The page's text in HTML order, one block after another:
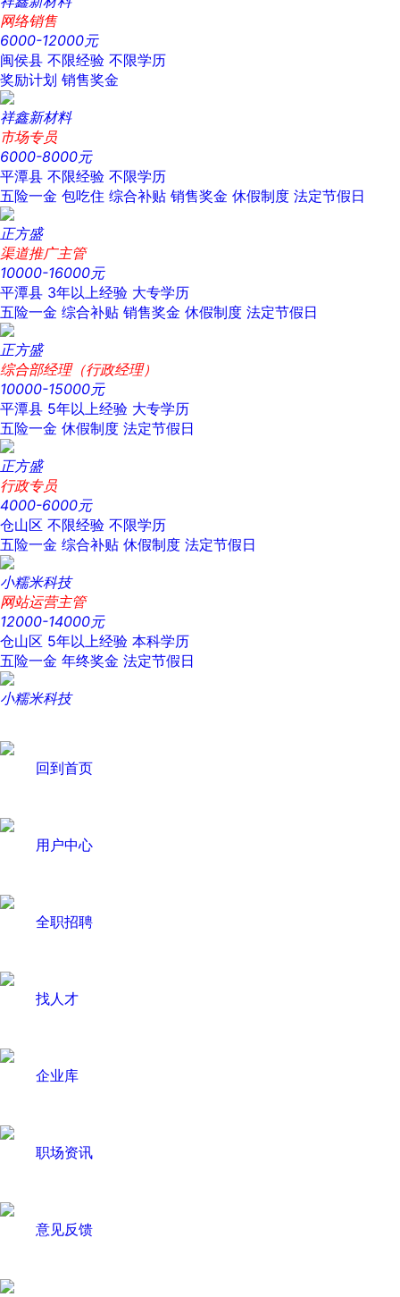
网络销售
6000-12000元
闽侯县 不限经验 不限学历
奖励计划 销售奖金
祥鑫新材料
市场专员
6000-8000元
平潭县 不限经验 不限学历
五险一金 包吃住 综合补贴 销售奖金 休假制度 法定节假日
正方盛
渠道推广主管
10000-16000元
平潭县 3年以上经验 大专学历
五险一金 综合补贴 销售奖金 休假制度 法定节假日
正方盛
综合部经理（行政经理）
10000-15000元
平潭县 5年以上经验 大专学历
五险一金 休假制度 法定节假日
正方盛
行政专员
4000-6000元
仓山区 不限经验 不限学历
五险一金 综合补贴 休假制度 法定节假日
小糯米科技
网站运营主管
12000-14000元
仓山区 5年以上经验 本科学历
五险一金 年终奖金 法定节假日
小糯米科技
回到首页
用户中心
全职招聘
找人才
企业库
职场资讯
意见反馈